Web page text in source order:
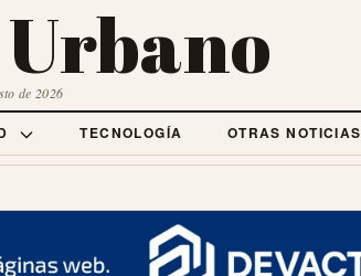
de 2026
TECNOLOGÍA OTRAS NOTICIAS